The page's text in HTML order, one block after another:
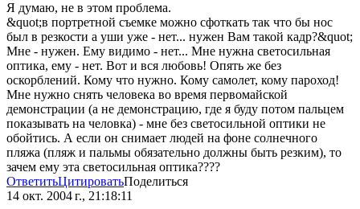
Я думаю, не в этом проблема.
&quot;в портретной съемке можно сфоткать так что бы нос
был в резкости а уши уже - нет... нужен Вам такой кадр?&quot;
Мне - нужен. Ему видимо - нет... Мне нужна светосильная
оптика, ему - нет. Вот и вся любовь! Опять же без
оскорблений. Кому что нужно. Кому самолет, кому пароход!
Мне нужно снять человека во время первомайской
демонстрации (а не демонстрацию, где я буду потом пальцем
показывать на человка) - мне без светосильной оптики не
обойтись. А если он снимает людей на фоне солнечного
пляжа (пляж и пальмы обязательно должны быть резким), то
зачем ему эта светосильная оптика????
ОтветитьЦитироватьПоделиться
14 окт. 2004 г., 21:18:11